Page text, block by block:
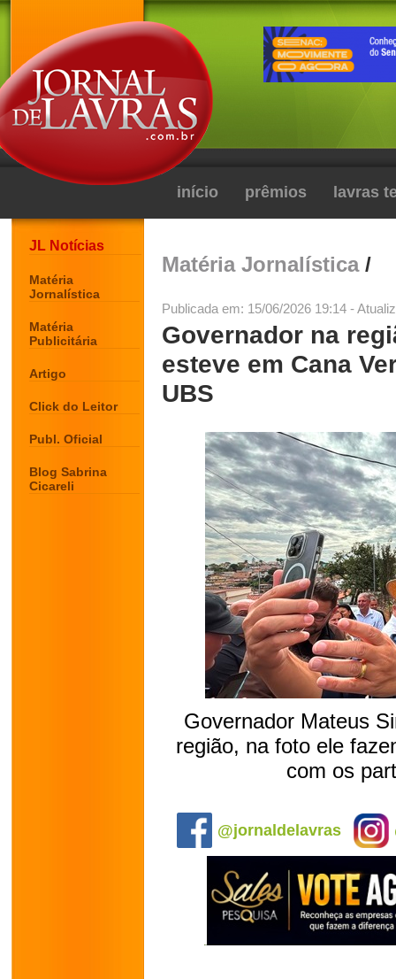
início prêmios lavras
JL Notícias
Matéria
Jornalística
Matéria
Publicitária
Artigo
Click do Leitor
Publ. Oficial
Blog Sabrina
Cicareli
Matéria Jornalística/
Publicada em: 15/06/2026 19:14 -
Governador na
esteve em Cana
UBS
Governador Mateus
região, na foto ele
com os
@jornaldelavras